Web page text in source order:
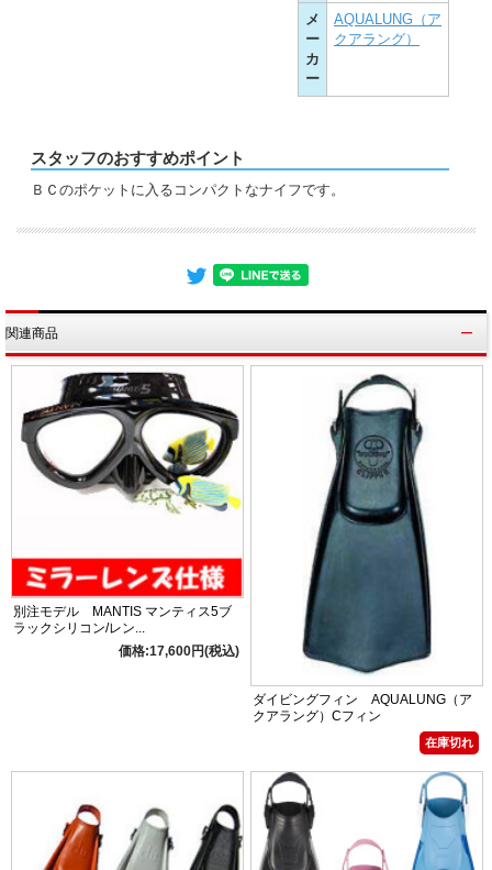
メ
ー
カ
ー
AQUALUNG（ア
クアラング）
スタッフのおすすめポイント
ＢＣのポケットに入るコンパクトなナイフです。
関連商品
別注モデル MANTIS マンティス5ブ
ラックシリコン/レン...
価格:17,600円(税込)
ダイビングフィン AQUALUNG（ア
クアラング）Cフィン
在庫切れ